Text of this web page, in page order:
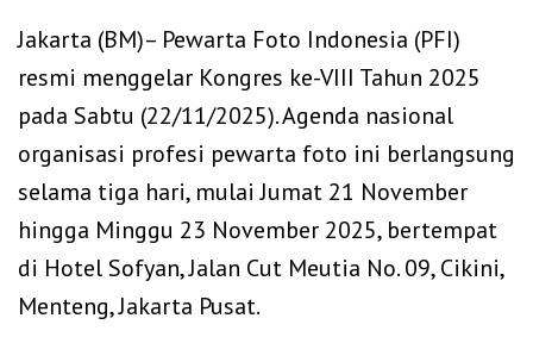
‎Jakarta (BM)– Pewarta Foto Indonesia (PFI)
resmi menggelar Kongres ke-VIII Tahun 2025
pada Sabtu (22/11/2025). Agenda nasional
organisasi profesi pewarta foto ini berlangsung
selama tiga hari, mulai Jumat 21 November
hingga Minggu 23 November 2025, bertempat
di Hotel Sofyan, Jalan Cut Meutia No. 09, Cikini,
Menteng, Jakarta Pusat.